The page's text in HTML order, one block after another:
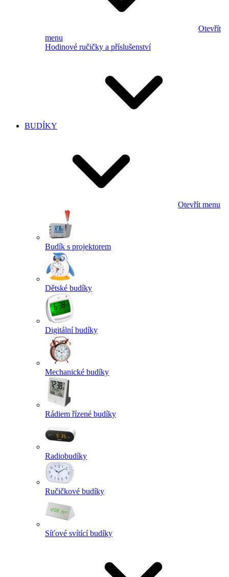
Otevřít
menu
Hodinové ručičky a příslušenství
BUDÍKY
Otevřít menu
Budík s projektorem
Dětské budíky
Digitální budíky
Mechanické budíky
Rádiem řízené budíky
Radiobudíky
Ručičkové budíky
Síťové svítící budíky